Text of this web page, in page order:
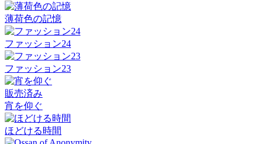
薄荷色の記憶
ファッション24
ファッション23
販売済み
宵を仰ぐ
ほどける時間